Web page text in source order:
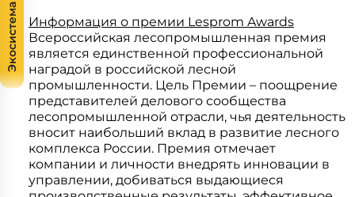
Информация о премии Lesprom Awards
Всероссийская лесопромышленная премия
является единственной профессиональной
наградой в российской лесной
промышленности. Цель Премии – поощрение
представителей делового сообщества
лесопромышленной отрасли, чья деятельность
вносит наибольший вклад в развитие лесного
комплекса России. Премия отмечает
компании и личности внедрять инновации в
управлении, добиваться выдающиеся
Экосистема